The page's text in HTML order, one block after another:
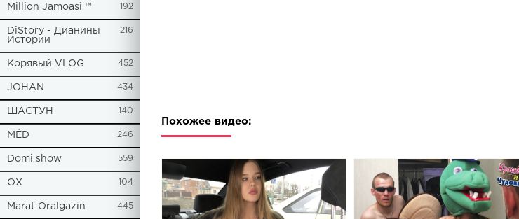
Million Jamoasi ™ 192
DiStory - Дианины
Истории
216
Корявый VLOG 452
JOHAN 434
ШАСТУН 140
МЁD 246
Domi show 559
ОХ 104
Marat Oralgazin 445
Похожее видео: